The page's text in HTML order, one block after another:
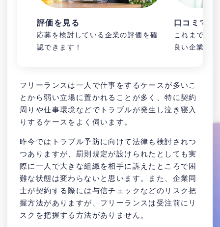
評価を見る
応募を検討している企業の評価を確
認できます！
口コミで企
これまで知
良い企業が
フリーランスは一人で仕事をするケースが多いこ
とから弱い立場に置かれることが多く、特に契約
周りや仕事環境などでトラブルが発生し泣き寝入
りするケースをよく伺います。
昨今ではトラブル予防に向けて法律も検討されつ
つありますが、罰則規定が設けられたとしても実
際に一人で大きな組織を相手に訴えたところで困
難な状態は変わらないと思います。また、企業同
士が契約する際には与信チェックなどのリスク把
握方法がありますが、フリーランスは受注前にリ
スクを把握する方法がありません。